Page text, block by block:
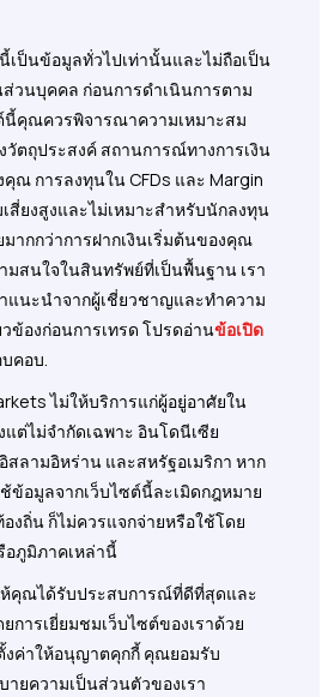
เป็นข้อมูลทั่วไปเท่านั้นและไม่ถือเป็น
วนบุคคล ก่อนการดำเนินการตาม
นี้คุณควรพิจารณาความเหมาะสม
ตถุประสงค์ สถานการณ์ทางการเงิน
ณ การลงทุนใน CFDs และ Margin
สี่ยงสูงและไม่เหมาะสำหรับนักลงทุน
ากกว่าการฝากเงินเริ่มต้นของคุณ
สนใจในสินทรัพย์ที่เป็นพื้นฐาน เรา
นะนำจากผู้เชี่ยวชาญและทำความ
วข้องก่อนการเทรด โปรดอ่านข้อเปิด
คอบ.
ไม่ให้บริการแก่ผู้อยู่อาศัยใน
ต่ไม่จำกัดเฉพาะ อินโดนีเซีย
สลามอิหร่าน และสหรัฐอเมริกา หาก
ข้อมูลจากเว็บไซต์นี้ละเมิดกฎหมาย
งถิ่น ก็ไม่ควรแจกจ่ายหรือใช้โดย
อภูมิภาคเหล่านี้
ห้คุณได้รับประสบการณ์ที่ดีที่สุดและ
การเยี่ยมชมเว็บไซต์ของเราด้วย
งค่าให้อนุญาตคุกกี้ คุณยอมรับ
ยความเป็นส่วนตัวของเรา